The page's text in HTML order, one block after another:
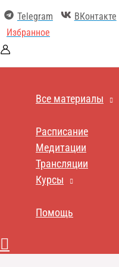
содержимому
Telegram ВКонтакте
Избранное
Все материалы
Расписание
Медитации
Трансляции
Курсы
Помощь
Поиск